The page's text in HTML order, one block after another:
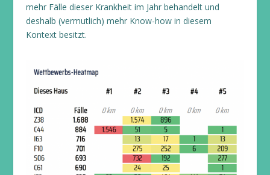
mehr Fälle dieser Krankheit im Jahr behandelt und
deshalb (vermutlich) mehr Know-how in diesem
Kontext besitzt.